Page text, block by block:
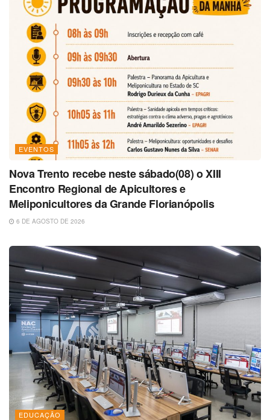
EVENTOS
Nova Trento recebe neste sábado(08) o XIII
Encontro Regional de Apicultores e
Meliponicultores da Grande Florianópolis
6 DE AGOSTO DE 2026
EDUCAÇÃO